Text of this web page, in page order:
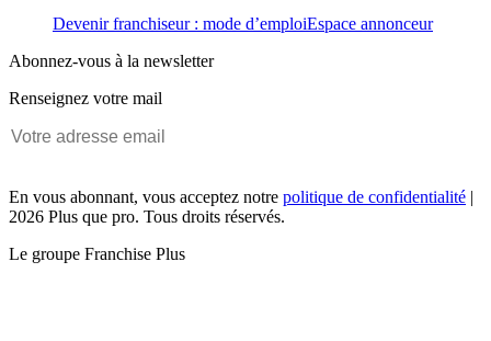
Devenir franchiseur : mode d’emploiEspace annonceur
Abonnez-vous à la newsletter
Renseignez votre mail
En vous abonnant, vous acceptez notre politique de confidentialité |
2026 Plus que pro. Tous droits réservés.
Le groupe Franchise Plus